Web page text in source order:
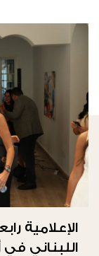
الإعلامية
اللبناني في